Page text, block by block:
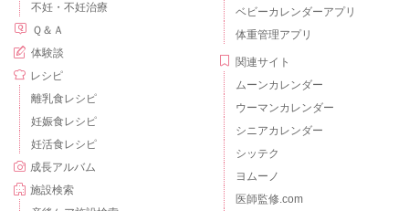
不妊・不妊治療
Ｑ＆Ａ
体験談
レシピ
離乳食レシピ
妊娠食レシピ
妊活食レシピ
成長アルバム
施設検索
ベビーカレンダーアプリ
体重管理アプリ
関連サイト
ムーンカレンダー
ウーマンカレンダー
シニアカレンダー
シッテク
ヨムーノ
医師監修.com